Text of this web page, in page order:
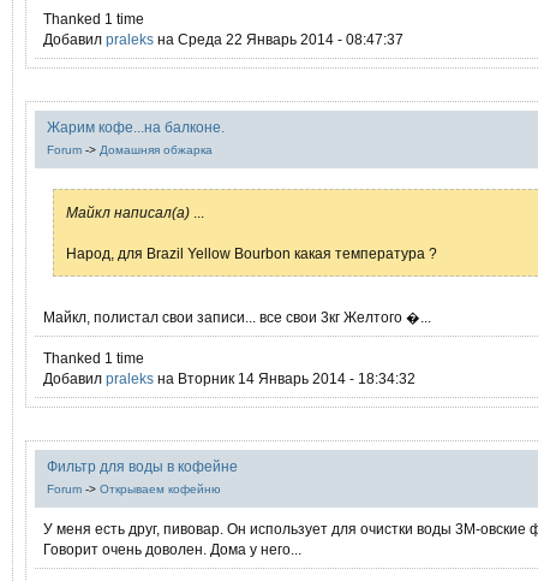
Thanked 1 time
Добавил praleks на Среда 22 Январь 2014 - 08:47:37
Жарим кофе...на балконе.
Forum -> Домашняя обжарка
Mайкл написал(а)
Народ, для Brazil Yellow Bourbon какая температура ?
Майкл, полистал свои записи... все свои 3кг Желтого �...
Thanked 1 time
Добавил praleks на Вторник 14 Январь 2014 - 18:34:32
Фильтр для воды в кофейне
Forum -> Открываем кофейню
У меня есть друг, пивовар. Он использует для очистки воды 3М-овские
Говорит очень доволен. Дома у него...